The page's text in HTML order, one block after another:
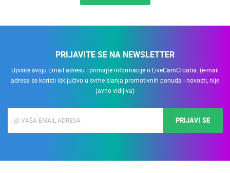
PRIJAVITE SE NA NEWSLETTER
Upišite svoju Email adresu i primajte informacije o LiveCamCroatia. (e-mail
adresa se koristi isključivo u svrhe slanja promotivnih ponuda i novosti, nije
javno vidljiva)
PRIJAVI SE